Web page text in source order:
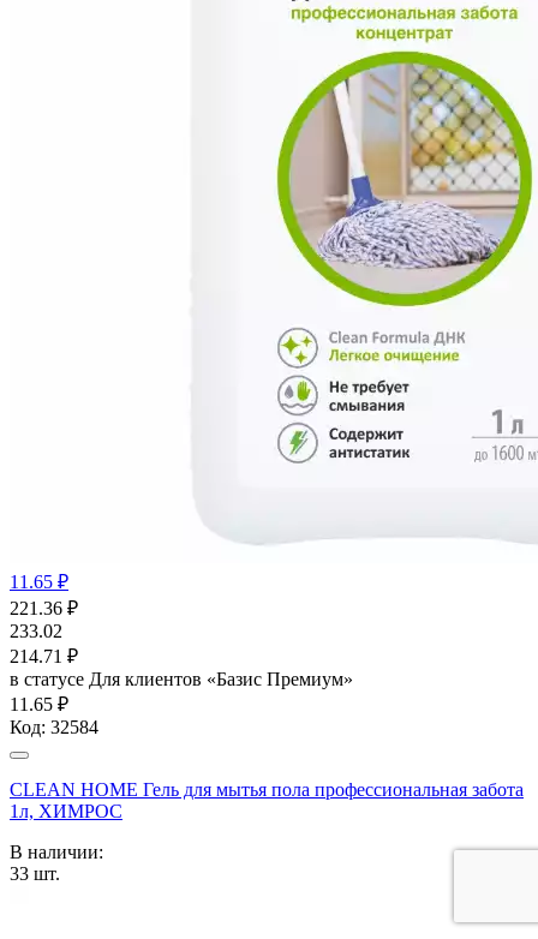
11.65 ₽
221.36 ₽
233.02
214.71 ₽
в статусе Для клиентов «Базис Премиум»
11.65 ₽
Код: 32584
CLEAN HOME Гель для мытья пола профессиональная забота
1л, ХИМРОС
В наличии:
33 шт.